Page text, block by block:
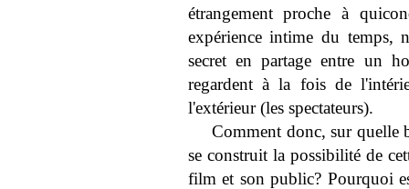
étrangement proche à
expérience intime du temps,
secret en partage entre un
regardent à la fois de
l'extérieur (les spectateurs).
Comment donc, sur quelle
se construit la possibilité de
film et son public? Pourquoi